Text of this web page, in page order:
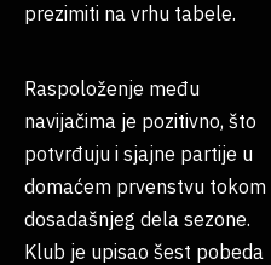
prezimiti na vrhu tabele.
Raspoloženje među
navijačima je pozitivno, što
potvrđuju i sjajne partije u
domaćem prvenstvu tokom
dosadašnjeg dela sezone.
Klub je upisao šest pobeda